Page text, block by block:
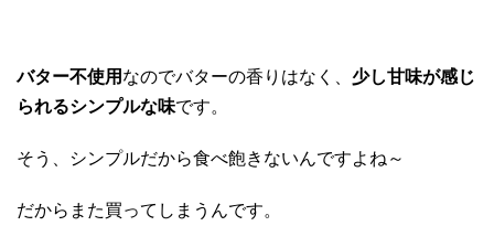
バター不使用 なのでバターの香りはなく、 少し甘味が感じ
られるシンプルな味です。
そう、シンプルだから食べ飽きないんですよね～
だからまた買ってしまうんです。